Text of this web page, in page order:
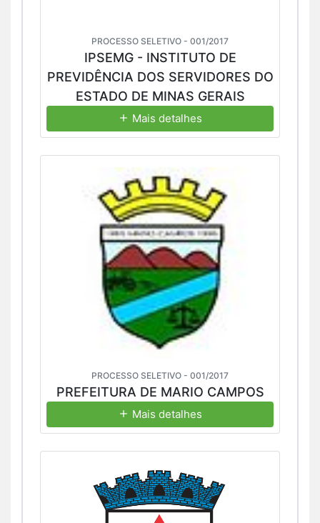
PROCESSO SELETIVO - 001/2017
IPSEMG - INSTITUTO DE
PREVIDÊNCIA DOS SERVIDORES DO
ESTADO DE MINAS GERAIS
Mais detalhes
PROCESSO SELETIVO - 001/2017
PREFEITURA DE MARIO CAMPOS
Mais detalhes